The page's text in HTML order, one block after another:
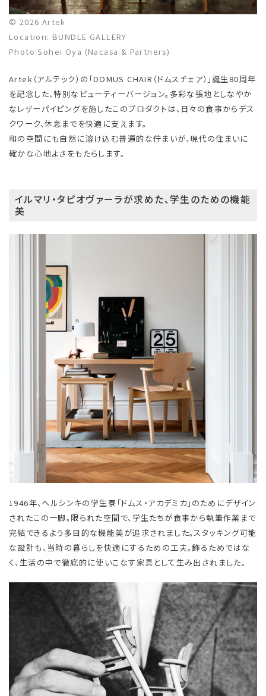
© 2026 Artek
Location: BUNDLE GALLERY
Photo:Sohei Oya (Nacasa & Partners)
Artek（アルテック）の「DOMUS CHAIR（ドムスチェア）」誕生80周年
を記念した、特別なビューティーバージョン。多彩な張地としなやか
なレザーパイピングを施したこのプロダクトは、日々の食事からデス
クワーク、休息までを快適に支えます。
和の空間にも自然に溶け込む普遍的な佇まいが、現代の住まいに
確かな心地よさをもたらします。
イルマリ・タピオヴァーラが求めた、学生のための機能
美
1946年、ヘルシンキの学生寮「ドムス・アカデミカ」のためにデザイン
されたこの一脚。限られた空間で、学生たちが食事から執筆作業まで
完結できるよう多目的な機能美が追求されました。スタッキング可能
な設計も、当時の暮らしを快適にするための工夫。飾るためではな
く、生活の中で徹底的に使いこなす家具として生み出されました。